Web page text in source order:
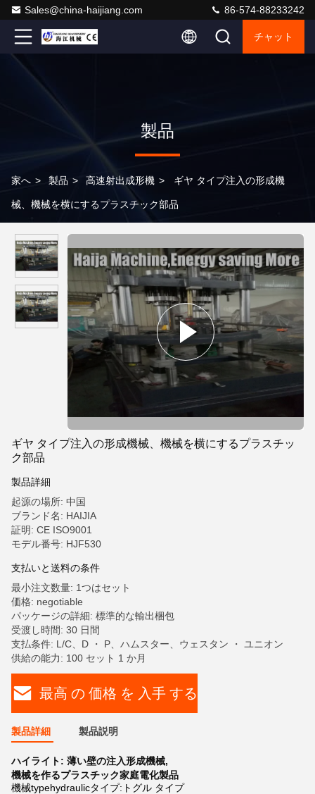
Sales@china-haijiang.com 86-574-88233242
チャット
製品
家へ > 製品 > 高速射出成形機 > ギヤ タイプ注入の形成機
械、機械を横にするプラスチック部品
ギヤ タイプ注入の形成機械、機械を横にするプラスチッ
ク部品
製品詳細
起源の場所: 中国
ブランド名: HAIJIA
証明: CE ISO9001
モデル番号: HJF530
支払いと送料の条件
最小注文数量: 1つはセット
価格: negotiable
パッケージの詳細: 標準的な輸出梱包
受渡し時間: 30 日間
支払条件: L/C、D ・ P、ハムスター、ウェスタン ・ ユニオン
供給の能力: 100 セット 1 か月
最高 の 価格 を 入手 する
製品詳細 製品説明
ハイライト: 薄い壁の注入形成機械,
機械を作るプラスチック家庭電化製品
機械typehydraulicタイプ: トグル タイプ